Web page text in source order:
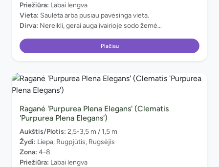
Priežiūra: Labai lengva
Vieta: Saulėta arba pusiau pavėsinga vieta.
Dirva: Nereikli, gerai auga įvairioje sodo žemė...
Plačiau
Raganė 'Purpurea Plena Elegans' (Clematis
'Purpurea Plena Elegans')
Aukštis/Plotis: 2,5-3,5 m / 1,5 m
Žydi: Liepa, Rugpjūtis, Rugsėjis
Zona: 4-8
Priežiūra: Labai lengva